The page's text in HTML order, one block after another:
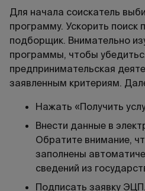
Для начала соискатель
программу. Ускорить поиск
подборщик. Внимательно
программы, чтобы
предпринимательская
заявленным критериям.
Нажать «Получить
Внести данные в
Обратите внимание,
заполнены
сведений из
Подписать заявку ЭЦП.